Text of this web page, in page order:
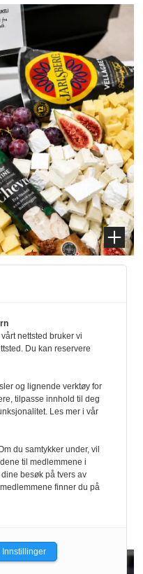
er klare
mix
nettsted bruker vi
Du kan reservere
og lignende verktøy for
tilpasse innhold til deg
Les mer i vår
du samtykker under, vil
til medlemmene i
besøk på tvers av
finner du på
Innstillinger